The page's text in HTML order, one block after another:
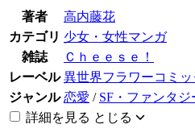
著者
高内藤花
カテゴリ 少女・女性マンガ
雑誌
Ｃｈｅｅｓｅ！
レーベル 異世界フラワーコミッ
ジャンル 恋愛 / SF・ファンタジ
詳細を見る とじる